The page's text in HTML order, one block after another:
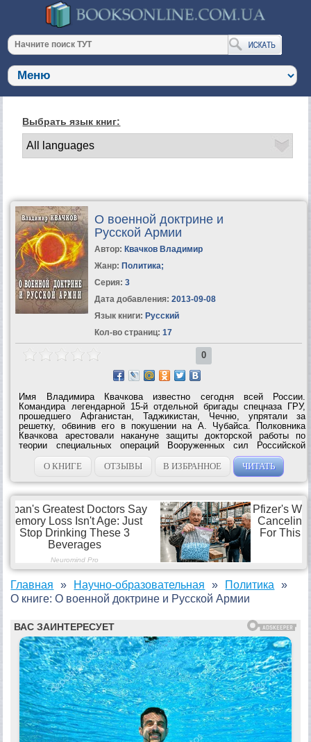
Выбрать язык книг:
О военной доктрине и
Русской Армии
Автор: Квачков Владимир
Жанр: Политика;
Серия: 3
Дата добавления: 2013-09-08
Язык книги: Русский
Кол-во страниц: 17
0
Имя Владимира Квачкова известно сегодня всей России.
Командира легендарной 15-й отдельной бригады спецназа ГРУ,
прошедшего Афганистан, Таджикистан, Чечню, упрятали за
решетку, обвинив его в покушении на А. Чубайса. Полковника
Квачкова арестовали накануне защиты докторской работы по
теории специальных операций Вооруженных сил Российской
Федерации в современных условиях. Его устранили из Армии
сразу же после того, как начальник...
О КНИГЕ ОТЗЫВЫ В ИЗБРАННОЕ ЧИТАТЬ
Главная Научно-образовательная
Политика
О книге: О военной доктрине и Русской Армии